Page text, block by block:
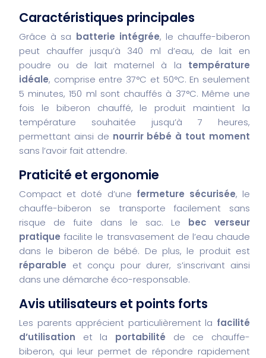
Caractéristiques principales
Grâce à sa batterie intégrée, le chauffe-biberon
peut chauffer jusqu’à 340 ml d’eau, de lait en
poudre ou de lait maternel à la température
idéale, comprise entre 37°C et 50°C. En seulement
5 minutes, 150 ml sont chauffés à 37°C. Même une
fois le biberon chauffé, le produit maintient la
température souhaitée jusqu’à 7 heures,
permettant ainsi de nourrir bébé à tout moment
sans l’avoir fait attendre.
Praticité et ergonomie
Compact et doté d’une fermeture sécurisée, le
chauffe-biberon se transporte facilement sans
risque de fuite dans le sac. Le bec verseur
pratique facilite le transvasement de l’eau chaude
dans le biberon de bébé. De plus, le produit est
réparable et conçu pour durer, s’inscrivant ainsi
dans une démarche éco-responsable.
Avis utilisateurs et points forts
Les parents apprécient particulièrement la facilité
d’utilisation et la portabilité de ce chauffe-
biberon, qui leur permet de répondre rapidement